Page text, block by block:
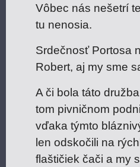
Vôbec nás nešetrí
tu nenosia.
Srdečnosť Portosa
Robert, aj my sme
A či bola táto
tom pivničnom
vďaka týmto
len odskočili na
flaštičiek čači a my